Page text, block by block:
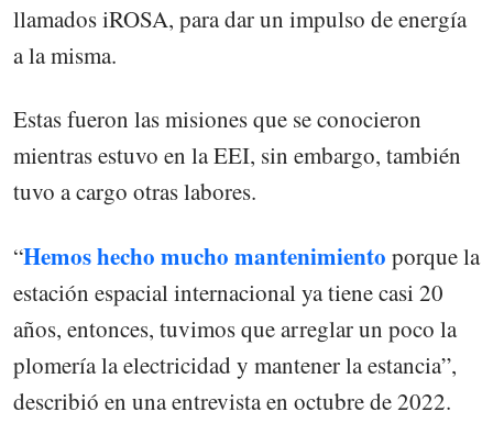
llamados iROSA, para dar un impulso de energía
a la misma.
Estas fueron las misiones que se conocieron
mientras estuvo en la EEI, sin embargo, también
tuvo a cargo otras labores.
“Hemos hecho mucho mantenimiento porque la
estación espacial internacional ya tiene casi 20
años, entonces, tuvimos que arreglar un poco la
plomería la electricidad y mantener la estancia”,
describió en una entrevista en octubre de 2022.